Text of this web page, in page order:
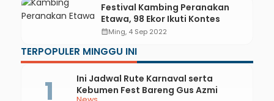
Festival Kambing Peranakan
Etawa, 98 Ekor Ikuti Kontes
calendar_monthMing, 4 Sep 2022
TERPOPULER MINGGU INI
Ini Jadwal Rute Karnaval serta
Kebumen Fest Bareng Gus Azmi